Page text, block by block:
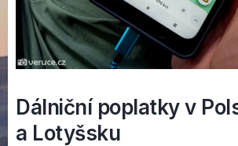
Dálniční poplatky v
a Lotyšsku